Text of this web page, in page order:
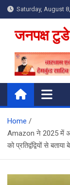
Skip
to
content
Saturday, August
जनपक्ष टुडे
Home
Amazon ने 2025 में
को प्रतिद्वंद्वियों से बताया